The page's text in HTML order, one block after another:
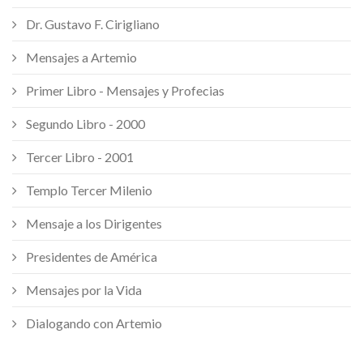
Dr. Gustavo F. Cirigliano
Mensajes a Artemio
Primer Libro - Mensajes y Profecias
Segundo Libro - 2000
Tercer Libro - 2001
Templo Tercer Milenio
Mensaje a los Dirigentes
Presidentes de América
Mensajes por la Vida
Dialogando con Artemio